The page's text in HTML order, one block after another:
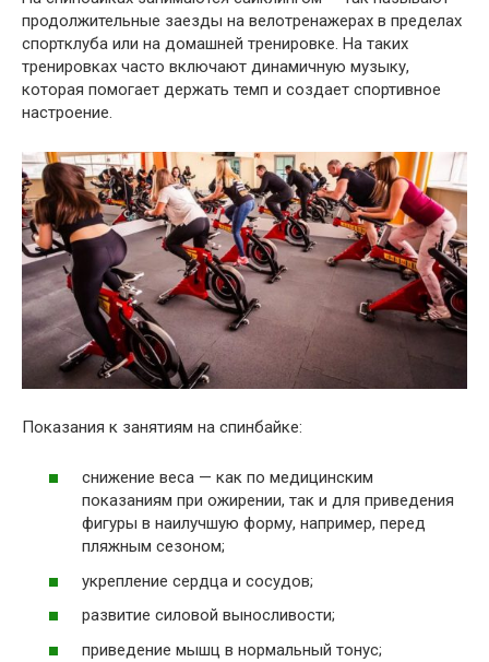
продолжительные заезды на велотренажерах в пределах
спортклуба или на домашней тренировке. На таких
тренировках часто включают динамичную музыку,
которая помогает держать темп и создает спортивное
настроение.
Показания к занятиям на спинбайке:
снижение веса — как по медицинским
показаниям при ожирении, так и для приведения
фигуры в наилучшую форму, например, перед
пляжным сезоном;
укрепление сердца и сосудов;
развитие силовой выносливости;
приведение мышц в нормальный тонус;